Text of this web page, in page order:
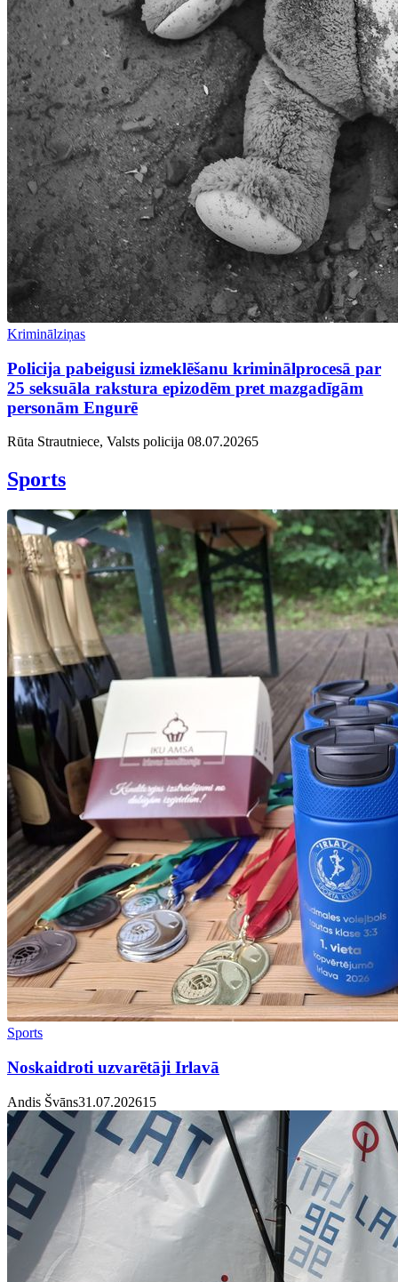
Kriminālziņas
Policija pabeigusi izmeklēšanu kriminālprocesā par
25 seksuāla rakstura epizodēm pret mazgadīgām
personām Engurē
Rūta Strautniece, Valsts policija 08.07.20265
Sports
Sports
Noskaidroti uzvarētāji Irlavā
Andis Švāns31.07.20261 5